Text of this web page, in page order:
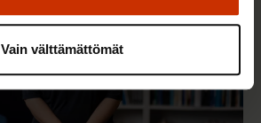
Vain välttämättömät